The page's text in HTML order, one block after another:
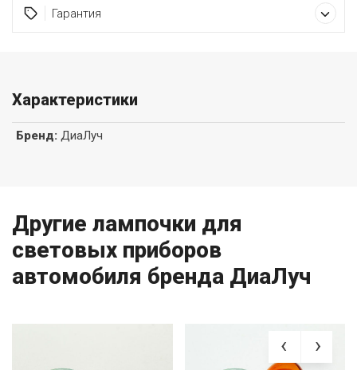
Гарантия
Характеристики
Бренд: ДиаЛуч
Другие лампочки для
световых приборов
автомобиля бренда ДиаЛуч